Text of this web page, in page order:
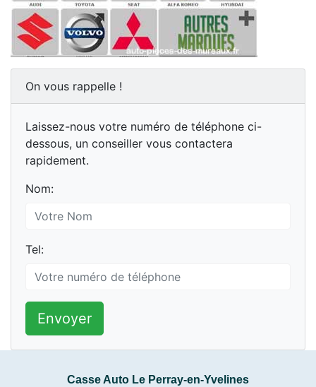
On vous rappelle !
Laissez-nous votre numéro de téléphone ci-
dessous, un conseiller vous contactera
rapidement.
Nom:
Tel:
Envoyer
Casse Auto Le Perray-en-Yvelines